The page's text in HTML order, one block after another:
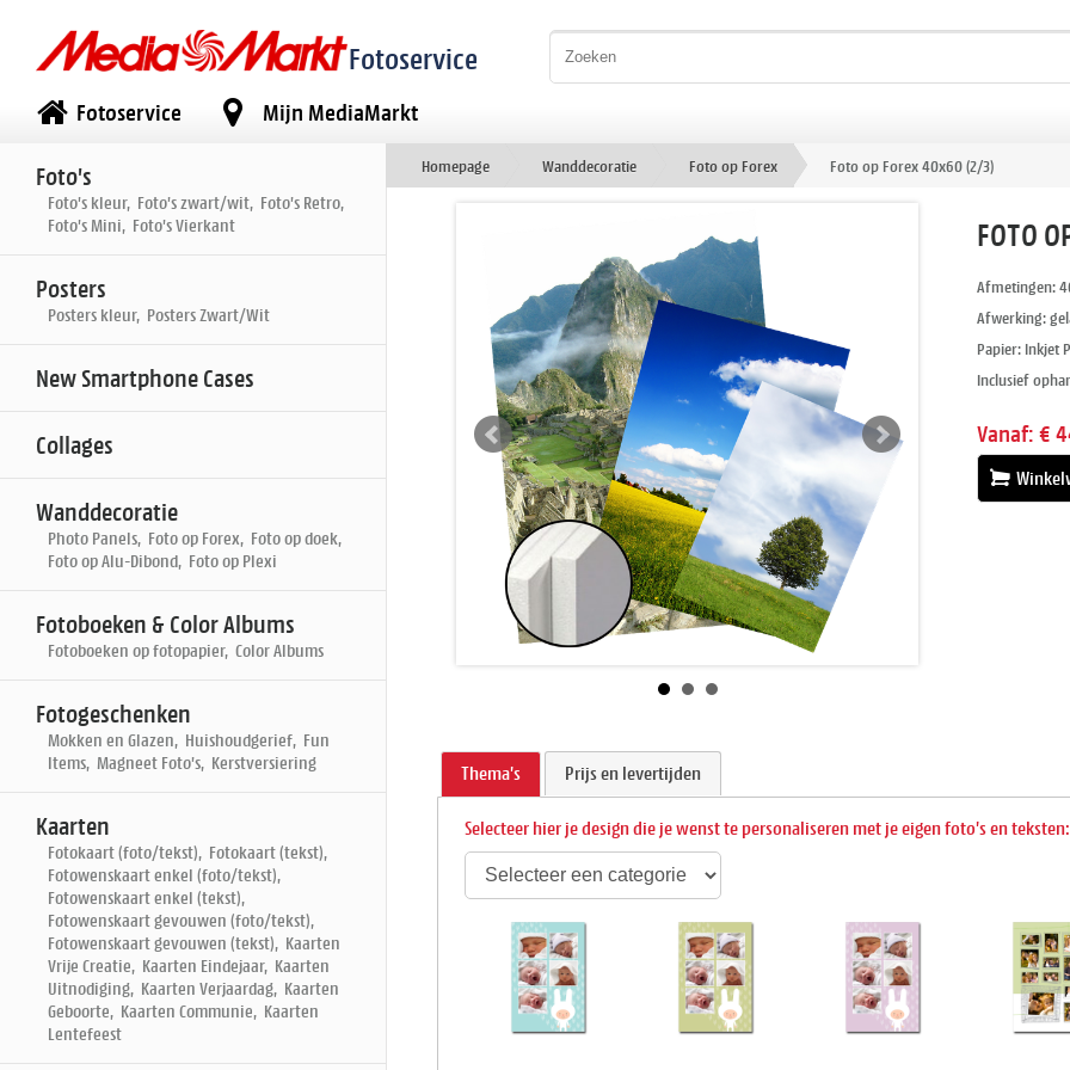
Fotoservice
Fotoservice Mijn MediaMarkt
Foto's
Foto's kleur, Foto's zwart/wit, Foto's Retro,
Foto's Mini, Foto's Vierkant
Posters
Posters kleur, Posters Zwart/Wit
New Smartphone Cases
Collages
Wanddecoratie
Photo Panels, Foto op Forex, Foto op doek,
Foto op Alu-Dibond, Foto op Plexi
Fotoboeken & Color Albums
Fotoboeken op fotopapier, Color Albums
Fotogeschenken
Mokken en Glazen, Huishoudgerief, Fun
Items, Magneet Foto's, Kerstversiering
Kaarten
Fotokaart (foto/tekst), Fotokaart (tekst),
Fotowenskaart enkel (foto/tekst),
Fotowenskaart enkel (tekst),
Fotowenskaart gevouwen (foto/tekst),
Fotowenskaart gevouwen (tekst), Kaarten
Vrije Creatie, Kaarten Eindejaar, Kaarten
Uitnodiging, Kaarten Verjaardag, Kaarten
Geboorte, Kaarten Communie, Kaarten
Lentefeest
Homepage Wanddecoratie Foto op Forex Foto op Forex 40x60 (2/3)
FOTO
Afmetingen:
Afwerking:
Papier: Inkjet
Inclusief
Vanaf: €
Thema's Prijs en levertijden
Selecteer hier je design die je wenst te personaliseren met je eigen foto's en teksten: